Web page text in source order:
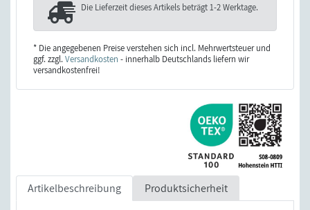
Die Lieferzeit dieses Artikels beträgt1-2 Werktage.
* Die angegebenen Preise verstehen sich incl. Mehrwertsteuer und
ggf. zzgl.Versandkosten - innerhalb Deutschlands liefern wir
versandkostenfrei!
Artikelbeschreibung Produktsicherheit